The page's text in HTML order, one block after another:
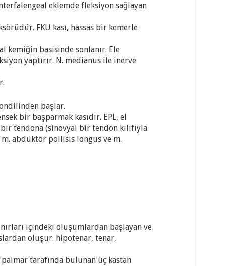
eklemde fleksiyon sağlayan
FKU kası, hassas bir kemerle
kemiğin basisinde sonlanır. Ele
yaptırır. N. medianus ile inerve
başlar.
bir başparmak kasıdır. EPL, el
tendona (sinovyal bir tendon kılıfıyla
abdüktör pollisis longus ve m.
içindeki oluşumlardan başlayan ve
oluşur. hipotenar, tenar,
tarafında bulunan üç kastan